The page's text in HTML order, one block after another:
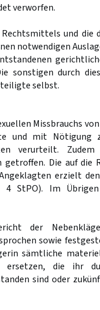
verworfen.
und die
notwendigen
sonstigen durch
selbst.
Missbrauchs
und mit Nötigung
verurteilt.
getroffen. Die auf die
erzielt
StPO). Im
der
sowie
sämtliche
ersetzen, die ihr
sind oder